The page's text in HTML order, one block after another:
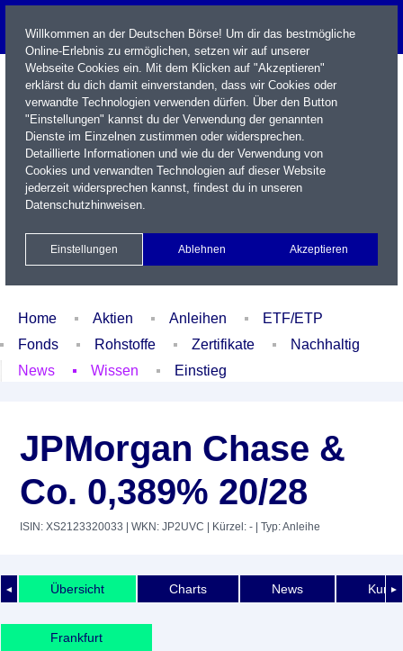
Name / WKN / ISIN / Kürzel
Xetra Realtime
Watchlist Portfolio Login
Home Aktien Anleihen
ETF/ETP
Fonds
Rohstoffe Zertifikate
Nachhaltig
News
Wissen Einstieg
JPMorgan Chase &
Co. 0,389% 20/28
ISIN: XS2123320033 | WKN: JP2UVC | Kürzel: - | Typ: Anleihe
◄ ►
Übersicht Charts News
Frankfurt
Willkommen an der Deutschen Börse! Um dir das bestmögliche
Online-Erlebnis zu ermöglichen, setzen wir auf unserer
Webseite Cookies ein. Mit dem Klicken auf "Akzeptieren"
erklärst du dich damit einverstanden, dass wir Cookies oder
verwandte Technologien verwenden dürfen. Über den Button
"Einstellungen" kannst du der Verwendung der genannten
Dienste im Einzelnen zustimmen oder widersprechen.
Detaillierte Informationen und wie du der Verwendung von
Cookies und verwandten Technologien auf dieser Website
jederzeit widersprechen kannst, findest du in unseren
Datenschutzhinweisen.
Einstellungen Ablehnen Akzeptieren